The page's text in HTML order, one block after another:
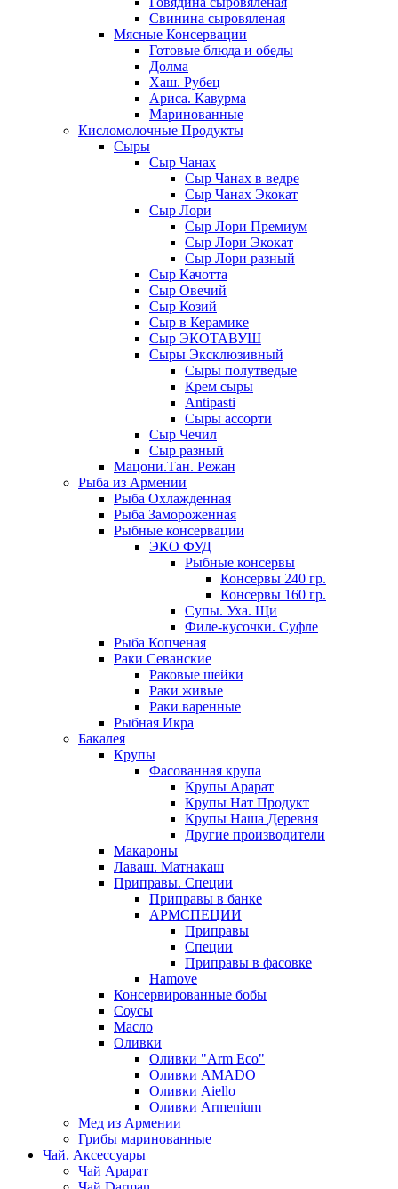
Свинина сыровяленая
Мясные Консервации
Готовые блюда и обеды
Долма
Хаш. Рубец
Ариса. Кавурма
Маринованные
Кисломолочные Продукты
Сыры
Сыр Чанах
Сыр Чанах в ведре
Сыр Чанах Экокат
Сыр Лори
Сыр Лори Премиум
Сыр Лори Экокат
Сыр Лори разный
Сыр Качотта
Сыр Овечий
Сыр Козий
Сыр в Керамике
Сыр ЭКОТАВУШ
Сыры Эксклюзивный
Сыры полутведые
Крем сыры
Antipasti
Сыры ассорти
Сыр Чечил
Сыр разный
Мацони.Тан. Режан
Рыба из Армении
Рыба Охлажденная
Рыба Замороженная
Рыбные консервации
ЭКО ФУД
Рыбные консервы
Консервы 240 гр.
Консервы 160 гр.
Супы. Уха. Щи
Филе-кусочки. Суфле
Рыба Копченая
Раки Севанские
Раковые шейки
Раки живые
Раки варенные
Рыбная Икра
Бакалея
Крупы
Фасованная крупа
Крупы Арарат
Крупы Нат Продукт
Крупы Наша Деревня
Другие производители
Макароны
Лаваш. Матнакаш
Приправы. Специи
Приправы в банке
АРМСПЕЦИИ
Приправы
Специи
Приправы в фасовке
Hamove
Консервированные бобы
Соусы
Масло
Оливки
Оливки "Arm Eco"
Оливки AMADO
Оливки Aiello
Оливки Armenium
Мед из Армении
Грибы маринованные
Чай. Аксессуары
Чай Арарат